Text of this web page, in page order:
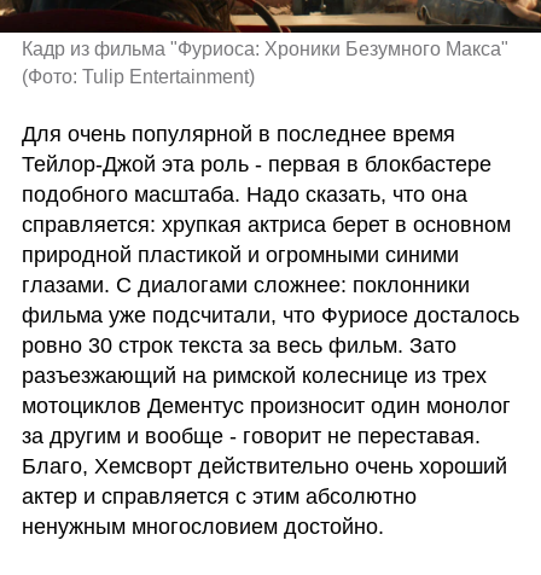
(Фото: Tulip Entertainment)
Для очень популярной в последнее время
Тейлор-Джой эта роль - первая в блокбастере
подобного масштаба. Надо сказать, что она
справляется: хрупкая актриса берет в основном
природной пластикой и огромными синими
глазами. С диалогами сложнее: поклонники
фильма уже подсчитали, что Фуриосе досталось
ровно 30 строк текста за весь фильм. Зато
разъезжающий на римской колеснице из трех
мотоциклов Дементус произносит один монолог
за другим и вообще - говорит не переставая.
Благо, Хемсворт действительно очень хороший
актер и справляется с этим абсолютно
ненужным многословием достойно.